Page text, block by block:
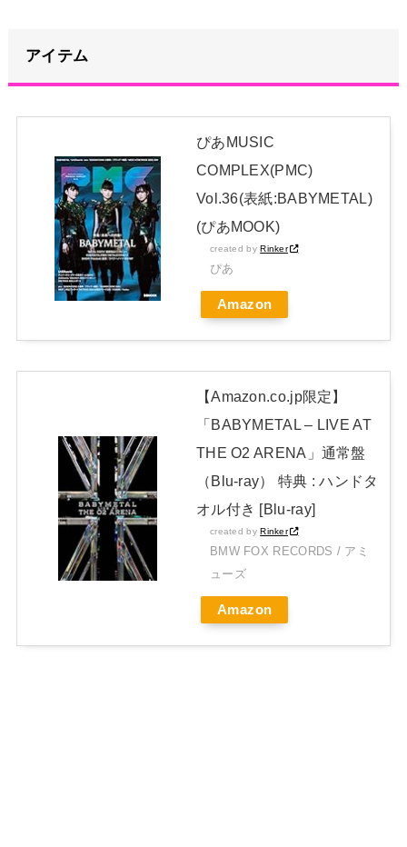
5期・6期 人気ランキング NEW!
日本独自企画・限定生産盤「METAL FORTH (DELUXE
JAPAN EDITION)」着弾
【BABYMETAL】METAL FORTH DELUXE JAPAN EDITION
開封レビュー!
アイテム
ぴあMUSIC
COMPLEX(PMC)
Vol.36(表紙:BABYMETAL)
(ぴあMOOK)
created byRinker
ぴあ
Amazon
【Amazon.co.jp限定】
「BABYMETAL – LIVE AT
THE O2 ARENA」通常盤
（Blu-ray） 特典 : ハンドタ
オル付き [Blu-ray]
created byRinker
BMW FOX RECORDS / アミ
ューズ
Amazon